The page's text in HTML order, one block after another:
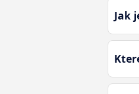
Jak